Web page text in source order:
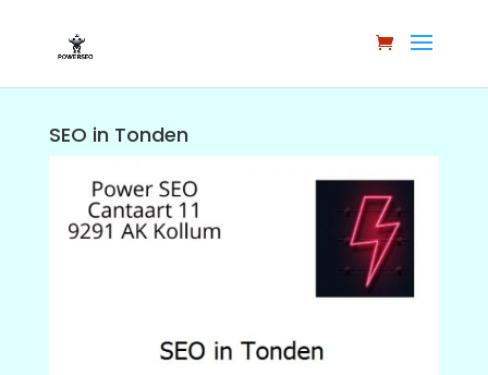
SEO in Tonden